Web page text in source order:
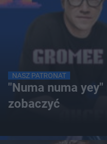
NASZ PATRONAT
"Numa numa
zobaczyć